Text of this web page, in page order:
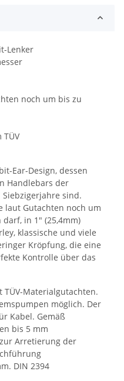
Lenker
noch um bis zu
Ear-Design, dessen
Handlebars der
sind.
laut Gutachten noch um
in 1" (25,4mm)
klassische und viele
Kröpfung, die eine
Kontrolle über das
Materialgutachten.
möglich. Der
Kabel. Gemäß
bis 5 mm
Arretierung der
DIN 2394